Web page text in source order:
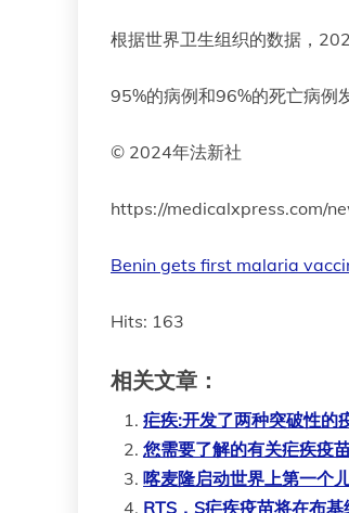
根据世界卫生组织的数据，
95%的病例和96%的死亡病例
© 2024年法新社
https://medicalxpress.com/
Benin gets first malaria
Hits: 163
相关文章：
疟疾:开发了两种突破性的
您需要了解的有关疟疾疫
喀麦隆启动世界上第一个
RTS，S疟疾疫苗将在布